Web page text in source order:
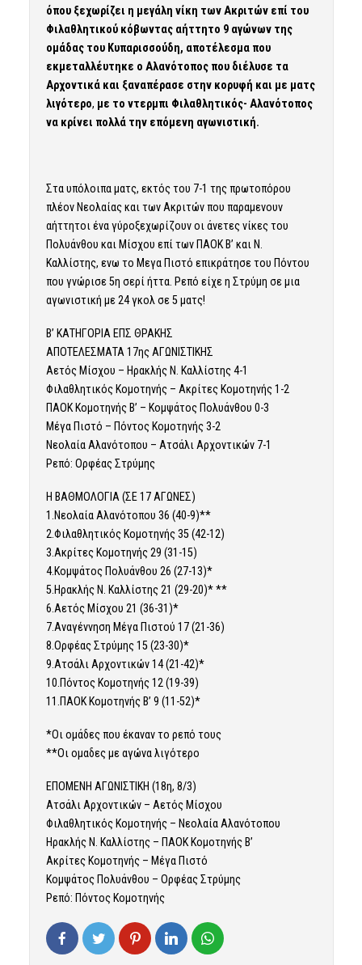
όπου ξεχωρίζει η μεγάλη νίκη των Ακριτών επί του
Φιλαθλητικού κόβωντας αήττητο 9 αγώνων της
ομάδας του Κυπαρισσούδη, αποτέλεσμα που
εκμεταλλέυτηκε ο Αλανότοπος που διέλυσε τα
Αρχοντικά και ξαναπέρασε στην κορυφή και με ματς
λιγότερο, με το ντερμπι Φιλαθλητικός- Αλανότοπος
να κρίνει πολλά την επόμενη αγωνιστική.
Στα υπόλοιπα ματς, εκτός του 7-1 της πρωτοπόρου
πλέον Νεολαίας και των Ακριτών που παραμενουν
αήττητοι ένα γύροξεχωρίζουν οι άνετες νίκες του
Πολυάνθου και Μίσχου επί των ΠΑΟΚ Β’ και Ν.
Καλλίστης, ενω το Μεγα Πιστό επικράτησε του Πόντου
που γνώρισε 5η σερί ήττα. Ρεπό είχε η Στρύμη σε μια
αγωνιστική με 24 γκολ σε 5 ματς!
Β’ ΚΑΤΗΓΟΡΙΑ ΕΠΣ ΘΡΑΚΗΣ
ΑΠΟΤΕΛΕΣΜΑΤΑ 17ης ΑΓΩΝΙΣΤΙΚΗΣ
Αετός Μίσχου – Ηρακλής Ν. Καλλίστης 4-1
Φιλαθλητικός Κομοτηνής – Ακρίτες Κομοτηνής 1-2
ΠΑΟΚ Κομοτηνής Β’ – Κομψάτος Πολυάνθου 0-3
Μέγα Πιστό – Πόντος Κομοτηνής 3-2
Νεολαία Αλανότοπου – Ατσάλι Αρχοντικών 7-1
Ρεπό: Ορφέας Στρύμης
Η ΒΑΘΜΟΛΟΓΙΑ (ΣΕ 17 ΑΓΩΝΕΣ)
1.Νεολαία Αλανότοπου 36 (40-9)**
2.Φιλαθλητικός Κομοτηνής 35 (42-12)
3.Ακρίτες Κομοτηνής 29 (31-15)
4.Κομψάτος Πολυάνθου 26 (27-13)*
5.Ηρακλής Ν. Καλλίστης 21 (29-20)* **
6.Αετός Μίσχου 21 (36-31)*
7.Αναγέννηση Μέγα Πιστού 17 (21-36)
8.Ορφέας Στρύμης 15 (23-30)*
9.Ατσάλι Αρχοντικών 14 (21-42)*
10.Πόντος Κομοτηνής 12 (19-39)
11.ΠΑΟΚ Κομοτηνής Β’ 9 (11-52)*
*Οι ομάδες που έκαναν το ρεπό τους
**Οι ομαδες με αγώνα λιγότερο
ΕΠΟΜΕΝΗ ΑΓΩΝΙΣΤΙΚΗ (18η, 8/3)
Ατσάλι Αρχοντικών – Αετός Μίσχου
Φιλαθλητικός Κομοτηνής – Νεολαία Αλανότοπου
Ηρακλής Ν. Καλλίστης – ΠΑΟΚ Κομοτηνής Β’
Ακρίτες Κομοτηνής – Μέγα Πιστό
Κομψάτος Πολυάνθου – Ορφέας Στρύμης
Ρεπό: Πόντος Κομοτηνής